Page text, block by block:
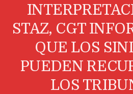
STAZ, CGT
QUE LOS
PUEDEN
LOS